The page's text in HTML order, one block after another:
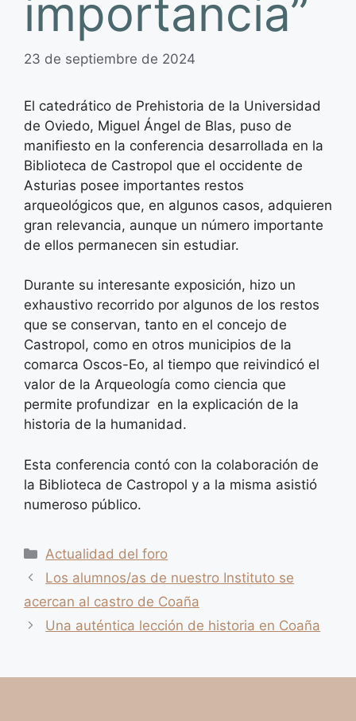
importancia”
23 de septiembre de 2024
El catedrático de Prehistoria de la Universidad
de Oviedo, Miguel Ángel de Blas, puso de
manifiesto en la conferencia desarrollada en la
Biblioteca de Castropol que el occidente de
Asturias posee importantes restos
arqueológicos que, en algunos casos, adquieren
gran relevancia, aunque un número importante
de ellos permanecen sin estudiar.
Durante su interesante exposición, hizo un
exhaustivo recorrido por algunos de los restos
que se conservan, tanto en el concejo de
Castropol, como en otros municipios de la
comarca Oscos-Eo, al tiempo que reivindicó el
valor de la Arqueología como ciencia que
permite profundizar en la explicación de la
historia de la humanidad.
Esta conferencia contó con la colaboración de
la Biblioteca de Castropol y a la misma asistió
numeroso público.
Categorías
Actualidad del foro
Los alumnos/as de nuestro Instituto se
acercan al castro de Coaña
Una auténtica lección de historia en Coaña